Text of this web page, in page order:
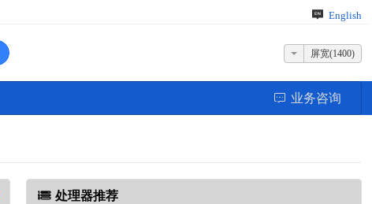
English
屏宽(1400)
业务咨询
处理器推荐